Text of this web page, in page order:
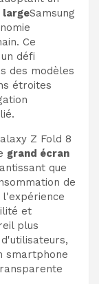
Samsung
Ce
défi
des modèles
étroites
Z Fold 8
grand écran
que
de
et
plus
smartphone